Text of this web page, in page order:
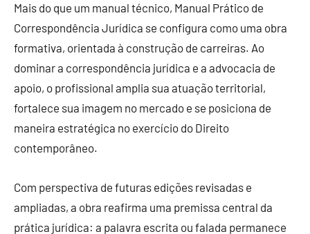
Mais do que um manual técnico, Manual Prático de
Correspondência Jurídica se configura como uma obra
formativa, orientada à construção de carreiras. Ao
dominar a correspondência jurídica e a advocacia de
apoio, o profissional amplia sua atuação territorial,
fortalece sua imagem no mercado e se posiciona de
maneira estratégica no exercício do Direito
contemporâneo.
Com perspectiva de futuras edições revisadas e
ampliadas, a obra reafirma uma premissa central da
prática jurídica: a palavra escrita ou falada permanece